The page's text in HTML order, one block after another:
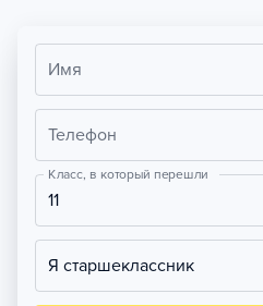
Имя
Телефон
Класс, в который перешли
11
Я старшеклассник